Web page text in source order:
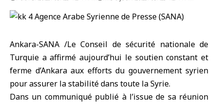
Ankara-SANA /Le Conseil de sécurité nationale de
Turquie a affirmé aujourd’hui le soutien constant et
ferme d’Ankara aux efforts du gouvernement syrien
pour assurer la stabilité dans toute la Syrie.
Dans un communiqué publié à l’issue de sa réunion